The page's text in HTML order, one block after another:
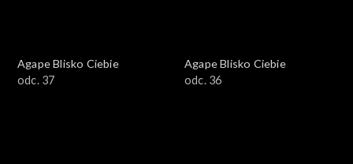
Agape Blisko Ciebie
odc. 37
Agape Blisko Ciebie
odc. 36